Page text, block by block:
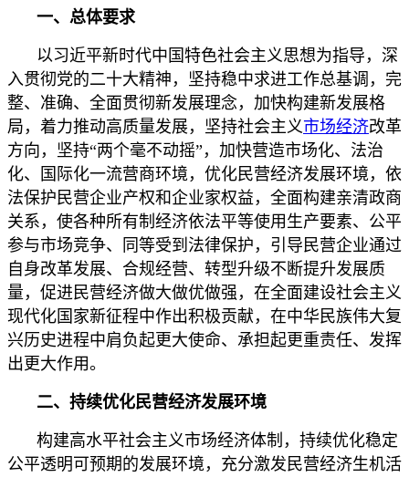
一、总体要求
以习近平新时代中国特色社会主义思想为指导，深
入贯彻党的二十大精神，坚持稳中求进工作总基调，完
整、准确、全面贯彻新发展理念，加快构建新发展格
局，着力推动高质量发展，坚持社会主义市场经济改革
方向，坚持“两个毫不动摇”，加快营造市场化、法治
化、国际化一流营商环境，优化民营经济发展环境，依
法保护民营企业产权和企业家权益，全面构建亲清政商
关系，使各种所有制经济依法平等使用生产要素、公平
参与市场竞争、同等受到法律保护，引导民营企业通过
自身改革发展、合规经营、转型升级不断提升发展质
量，促进民营经济做大做优做强，在全面建设社会主义
现代化国家新征程中作出积极贡献，在中华民族伟大复
兴历史进程中肩负起更大使命、承担起更重责任、发挥
出更大作用。
二、持续优化民营经济发展环境
构建高水平社会主义市场经济体制，持续优化稳定
公平透明可预期的发展环境，充分激发民营经济生机活